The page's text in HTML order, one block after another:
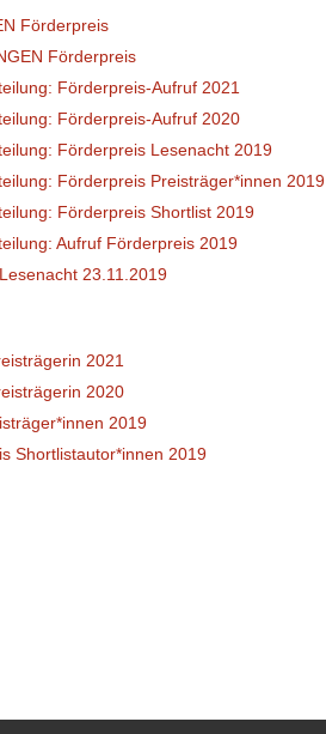
Förderpreis
Förderpreis
Förderpreis-Aufruf 2021
Förderpreis-Aufruf 2020
Förderpreis Lesenacht 2019
Förderpreis Preisträger*innen 2019
Förderpreis Shortlist 2019
Aufruf Förderpreis 2019
23.11.2019
2021
2020
2019
Shortlistautor*innen 2019